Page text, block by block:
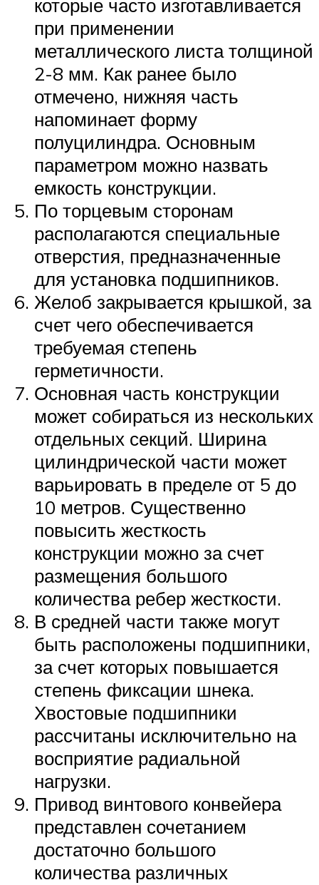
которые часто изготавливается
при применении
металлического листа толщиной
2-8 мм. Как ранее было
отмечено, нижняя часть
напоминает форму
полуцилиндра. Основным
параметром можно назвать
емкость конструкции.
По торцевым сторонам
располагаются специальные
отверстия, предназначенные
для установка подшипников.
Желоб закрывается крышкой, за
счет чего обеспечивается
требуемая степень
герметичности.
Основная часть конструкции
может собираться из нескольких
отдельных секций. Ширина
цилиндрической части может
варьировать в пределе от 5 до
10 метров. Существенно
повысить жесткость
конструкции можно за счет
размещения большого
количества ребер жесткости.
В средней части также могут
быть расположены подшипники,
за счет которых повышается
степень фиксации шнека.
Хвостовые подшипники
рассчитаны исключительно на
восприятие радиальной
нагрузки.
Привод винтового конвейера
представлен сочетанием
достаточно большого
количества различных